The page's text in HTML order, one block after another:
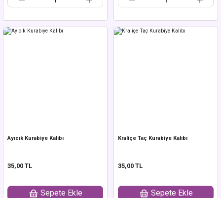
Ayıcık Kurabiye Kalıbı
35,00 TL
Sepete Ekle
Kraliçe Taç Kurabiye Kalıbı
35,00 TL
Sepete Ekle